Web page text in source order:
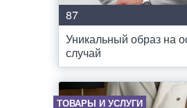
87
Уникальный образ на
случай
ТОВАРЫ И УСЛУГИ